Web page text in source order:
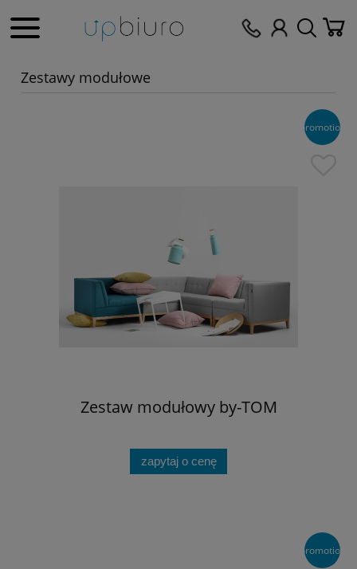
Zestawy modułowe
Zestaw modułowy by-TOM
zapytaj o cenę
promotion
promotion